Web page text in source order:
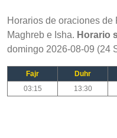
Horarios de oraciones de
Maghreb e Isha. Horario
domingo 2026-08-09 (24
Fajr Duhr
03:15
13:30